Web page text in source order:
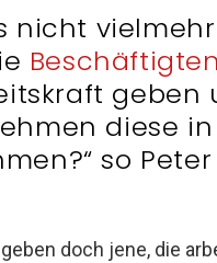
nicht
Beschäftigten
geben
diese
so Peter
doch jene, die